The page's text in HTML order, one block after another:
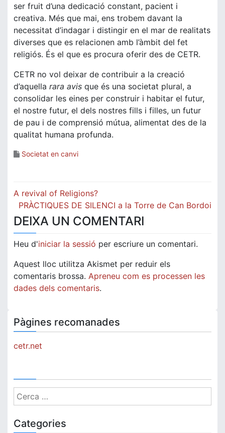
ser fruit d’una dedicació constant, pacient i
creativa. Més que mai, ens trobem davant la
necessitat d’indagar i distingir en el mar de realitats
diverses que es relacionen amb l’àmbit del fet
religiós. És el que es procura oferir des de CETR.
CETR no vol deixar de contribuir a la creació
d’aquella rara avis que és una societat plural, a
consolidar les eines per construir i habitar el futur,
el nostre futur, el dels nostres fills i filles, un futur
de pau i de comprensió mútua, alimentat des de la
qualitat humana profunda.
Societat en canvi
Navegació
d'entrades
A revival of Religions?
PRÀCTIQUES DE SILENCI a la Torre de Can Bordoi
DEIXA UN COMENTARI
Heu d'iniciar la sessió per escriure un comentari.
Aquest lloc utilitza Akismet per reduir els
comentaris brossa. Apreneu com es processen les
dades dels comentaris.
Pàgines recomanades
cetr.net
Cerca:
Categories